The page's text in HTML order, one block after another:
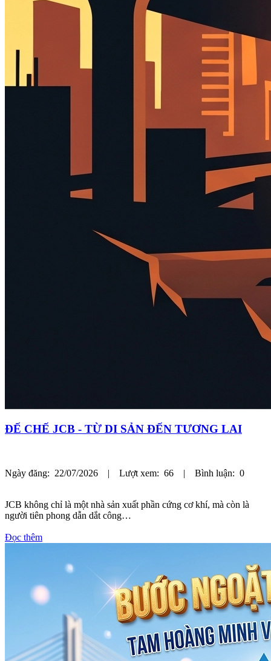
ĐẾ CHẾ JCB - TỪ DI SẢN ĐẾN TƯƠNG LAI
Ngày đăng: 22/07/2026 | Lượt xem: 66 | Bình luận: 0
JCB không chỉ là một nhà sản xuất phần cứng cơ khí, mà còn là
người tiên phong dẫn dắt công…
Đọc thêm